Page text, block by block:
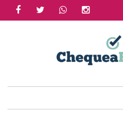
facebooktwitter whatsapp